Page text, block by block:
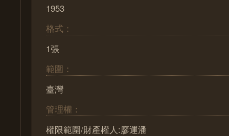
1953
格式：
1張
範圍：
臺灣
管理權：
權限範圍/財產權人:廖運潘